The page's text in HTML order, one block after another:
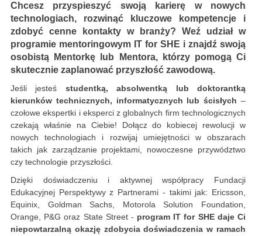
Chcesz przyspieszyć swoją karierę w nowych
technologiach, rozwinąć kluczowe kompetencje i
zdobyć cenne kontakty w branży? Weź udział w
programie mentoringowym IT for SHE i znajdź swoją
osobistą Mentorkę lub Mentora, którzy pomogą Ci
skutecznie zaplanować przyszłość zawodową.
Jeśli jesteś studentką, absolwentką lub doktorantką
kierunków technicznych, informatycznych lub ścisłych –
czołowe ekspertki i eksperci z globalnych firm technologicznych
czekają właśnie na Ciebie! Dołącz do kobiecej rewolucji w
nowych technologiach i rozwijaj umiejętności w obszarach
takich jak zarządzanie projektami, nowoczesne przywództwo
czy technologie przyszłości.
Dzięki doświadczeniu i aktywnej współpracy Fundacji
Edukacyjnej Perspektywy z Partnerami - takimi jak: Ericsson,
Equinix, Goldman Sachs, Motorola Solution Foundation,
Orange, P&G oraz State Street - program IT for SHE daje Ci
niepowtarzalną okazję zdobycia doświadczenia w ramach